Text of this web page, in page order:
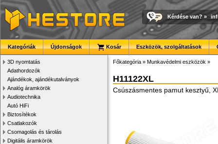
Kérdése van? »
Kategóriák Újdonságok Kosár Eszközök, szolgáltatások
3D nyomtatás
Adathordozók
Ajándékok, ajándékutalványok
Analóg áramkörök
Audiotechnika
Autó HiFi
Biztosítékok
Csatlakozók
Csomagolás és tárolás
Digitális áramkörök
Főkategória » Munkavédelmi eszközök »
H11122XL
Csúszásmentes pamut kesztyű,